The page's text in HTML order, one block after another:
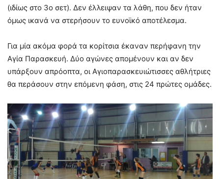
(ιδίως στο 3ο σετ). Δεν έλλειψαν τα λάθη, που δεν ήταν
όμως ικανά να στερήσουν το ευνοϊκό αποτέλεσμα.
Για μία ακόμα φορά τα κορίτσια έκαναν περήφανη την
Αγία Παρασκευή. Δύο αγώνες απομένουν και αν δεν
υπάρξουν απρόοπτα, οι Αγιοπαρασκευιώτισσες αθλήτριες
θα περάσουν στην επόμενη φάση, στις 24 πρώτες ομάδες.